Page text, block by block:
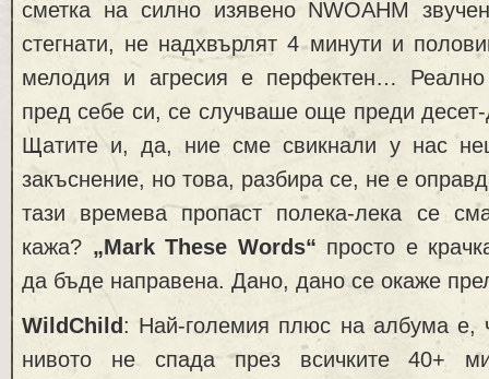
сметка на силно изявено NWOAHM
стегнати, не надхвърлят 4 минути и
мелодия и агресия е перфектен…
пред себе си, се случваше още преди
Щатите и, да, ние сме свикнали у нас
закъснение, но това, разбира се, не е
тази времева пропаст полека-лека се
кажа? „Mark These Words“ просто е
да бъде направена. Дано, дано се окаже
WildChild: Най-големия плюс на албума е,
нивото не спада през всичките 40+